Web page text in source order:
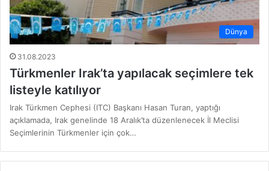
Dünya
31.08.2023
Türkmenler Irak’ta yapılacak seçimlere tek
listeyle katılıyor
Irak Türkmen Cephesi (ITC) Başkanı Hasan Turan, yaptığı
açıklamada, Irak genelinde 18 Aralık’ta düzenlenecek İl Meclisi
Seçimlerinin Türkmenler için çok…